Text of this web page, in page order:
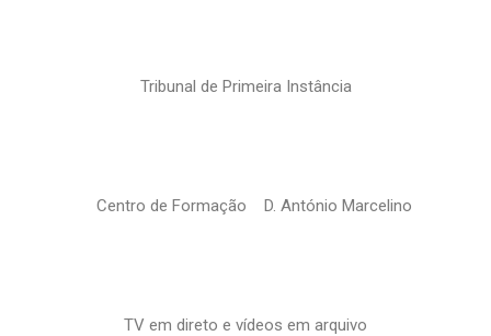
Tribunal de Primeira Instância
Centro de Formação D. António Marcelino
TV em direto e vídeos em arquivo